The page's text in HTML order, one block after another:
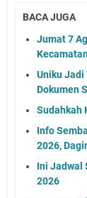
BACA JUGA
Jumat 7
Uniku Jadi
Dokumen
Sudahkah
Info
2026,
Ini Jadwal
2026